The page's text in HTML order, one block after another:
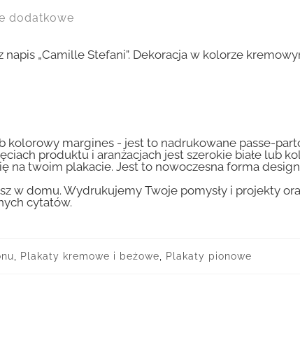
dodatkowe
„Camille Stefani”. Dekoracja w kolorze
kolorowy margines - jest to nadrukowane passe-
produktu i aranżacjach jest szerokie białe lub
na twoim plakacie. Jest to nowoczesna forma
w domu. Wydrukujemy Twoje pomysły i projekty
cytatów.
Plakaty kremowe i beżowe Plakaty pionowe